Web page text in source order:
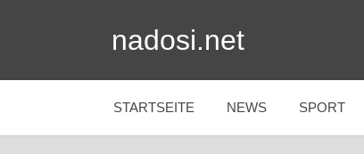
nadosi.net
STARTSEITE NEWS SPORT